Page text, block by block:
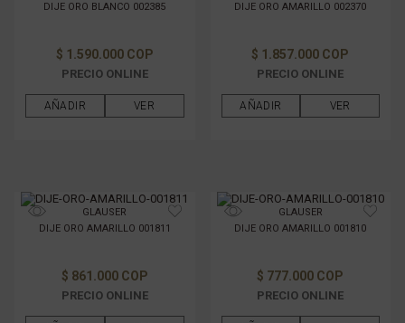
DIJE ORO BLANCO 002385
$ 1.590.000 COP
PRECIO ONLINE
AÑADIR VER
DIJE ORO AMARILLO 002370
$ 1.857.000 COP
PRECIO ONLINE
AÑADIR VER
GLAUSER
DIJE ORO AMARILLO 001811
$ 861.000 COP
PRECIO ONLINE
GLAUSER
DIJE ORO AMARILLO 001810
$ 777.000 COP
PRECIO ONLINE